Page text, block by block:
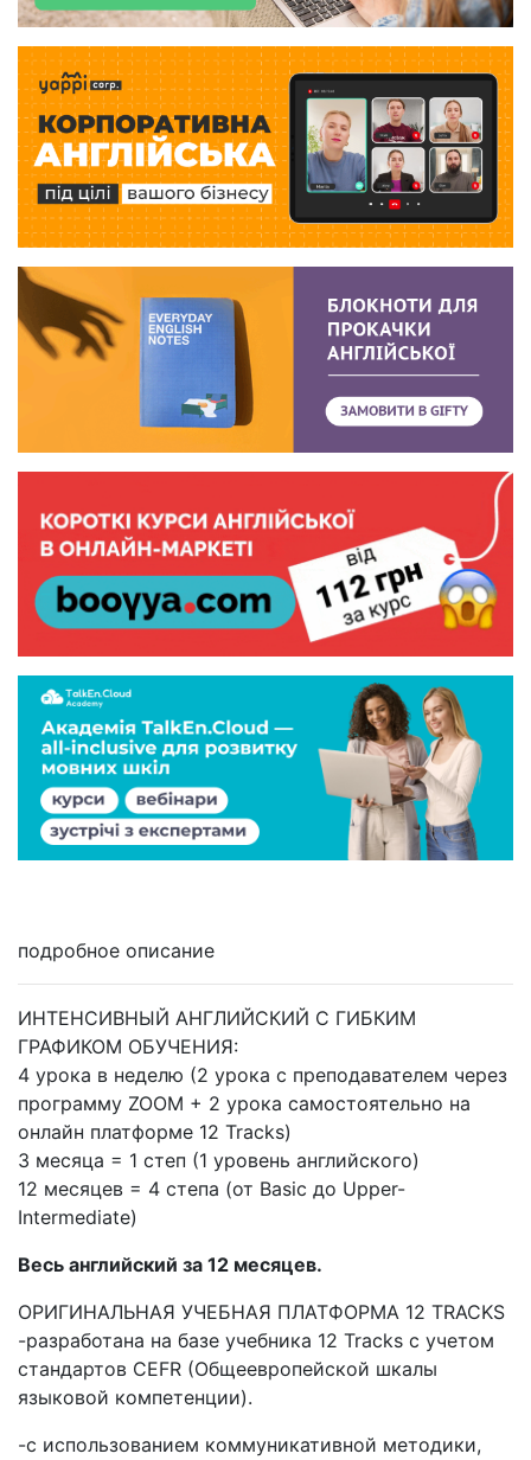
подробное описание
ИНТЕНСИВНЫЙ АНГЛИЙСКИЙ С ГИБКИМ
ГРАФИКОМ ОБУЧЕНИЯ:
4 урока в неделю (2 урока с преподавателем через
программу ZOOM + 2 урока самостоятельно на
онлайн платформе 12 Tracks)
3 месяца = 1 степ (1 уровень английского)
12 месяцев = 4 степа (от Basic до Upper-
Intermediate)
Весь английский за 12 месяцев.
ОРИГИНАЛЬНАЯ УЧЕБНАЯ ПЛАТФОРМА 12 TRACKS
-разработана на базе учебника 12 Tracks с учетом
стандартов CEFR (Общеевропейской шкалы
языковой компетенции).
-с использованием коммуникативной методики,